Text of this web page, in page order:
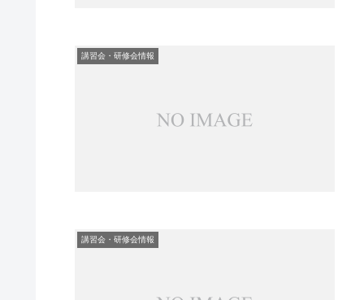
講習会・研修会情報
講習会・研修会情報